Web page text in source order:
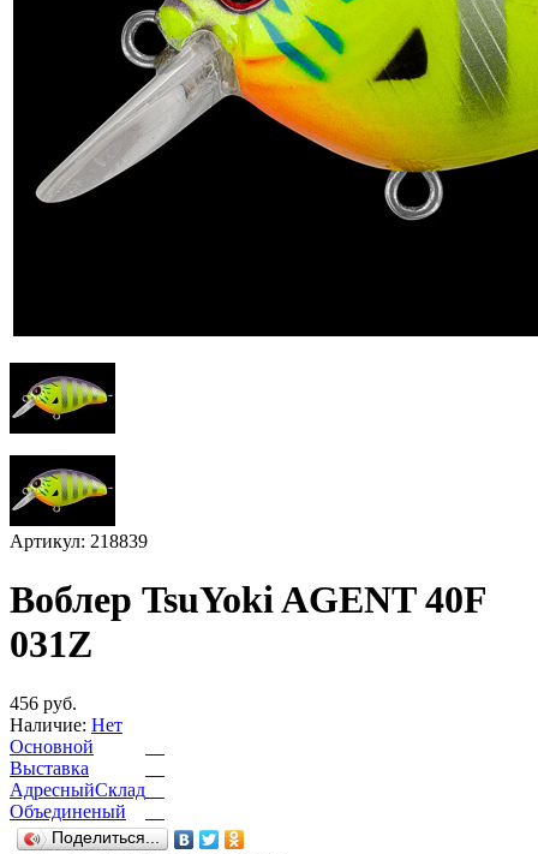
Артикул: 218839
Воблер TsuYoki AGENT 40F
031Z
456 руб.
Наличие: Нет
Основной
Выставка
АдресныйСклад
Объединеный
Поделиться...